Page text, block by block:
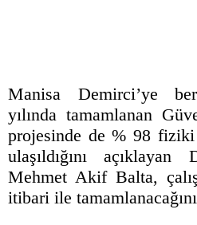
Manisa Demirci’ye
yılında tamamlanan
projesinde de % 98 fiziki
ulaşıldığını
Mehmet Akif Balta,
itibari ile tamamlanacağını